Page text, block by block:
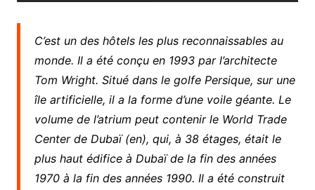
C’est un des hôtels les plus reconnaissables au
monde. Il a été conçu en 1993 par l’architecte
Tom Wright. Situé dans le golfe Persique, sur une
île artificielle, il a la forme d’une voile géante. Le
volume de l’atrium peut contenir le World Trade
Center de Dubaï (en), qui, à 38 étages, était le
plus haut édifice à Dubaï de la fin des années
1970 à la fin des années 1990. Il a été construit